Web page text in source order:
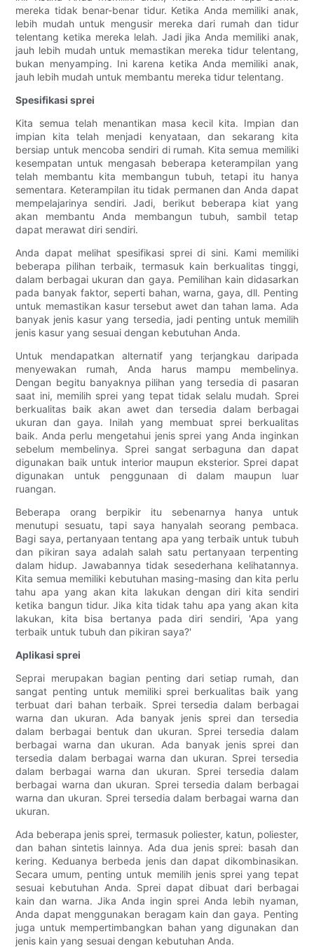
mereka tidak benar-benar tidur. Ketika Anda memiliki anak,
lebih mudah untuk mengusir mereka dari rumah dan tidur
telentang ketika mereka lelah. Jadi jika Anda memiliki anak,
jauh lebih mudah untuk memastikan mereka tidur telentang,
bukan menyamping. Ini karena ketika Anda memiliki anak,
jauh lebih mudah untuk membantu mereka tidur telentang.
Spesifikasi sprei
Kita semua telah menantikan masa kecil kita. Impian dan
impian kita telah menjadi kenyataan, dan sekarang kita
bersiap untuk mencoba sendiri di rumah. Kita semua memiliki
kesempatan untuk mengasah beberapa keterampilan yang
telah membantu kita membangun tubuh, tetapi itu hanya
sementara. Keterampilan itu tidak permanen dan Anda dapat
mempelajarinya sendiri. Jadi, berikut beberapa kiat yang
akan membantu Anda membangun tubuh, sambil tetap
dapat merawat diri sendiri.
Anda dapat melihat spesifikasi sprei di sini. Kami memiliki
beberapa pilihan terbaik, termasuk kain berkualitas tinggi,
dalam berbagai ukuran dan gaya. Pemilihan kain didasarkan
pada banyak faktor, seperti bahan, warna, gaya, dll. Penting
untuk memastikan kasur tersebut awet dan tahan lama. Ada
banyak jenis kasur yang tersedia, jadi penting untuk memilih
jenis kasur yang sesuai dengan kebutuhan Anda.
Untuk mendapatkan alternatif yang terjangkau daripada
menyewakan rumah, Anda harus mampu membelinya.
Dengan begitu banyaknya pilihan yang tersedia di pasaran
saat ini, memilih sprei yang tepat tidak selalu mudah. ​​Sprei
berkualitas baik akan awet dan tersedia dalam berbagai
ukuran dan gaya. Inilah yang membuat sprei berkualitas
baik. Anda perlu mengetahui jenis sprei yang Anda inginkan
sebelum membelinya. Sprei sangat serbaguna dan dapat
digunakan baik untuk interior maupun eksterior. Sprei dapat
digunakan untuk penggunaan di dalam maupun luar
ruangan.
Beberapa orang berpikir itu sebenarnya hanya untuk
menutupi sesuatu, tapi saya hanyalah seorang pembaca.
Bagi saya, pertanyaan tentang apa yang terbaik untuk tubuh
dan pikiran saya adalah salah satu pertanyaan terpenting
dalam hidup. Jawabannya tidak sesederhana kelihatannya.
Kita semua memiliki kebutuhan masing-masing dan kita perlu
tahu apa yang akan kita lakukan dengan diri kita sendiri
ketika bangun tidur. Jika kita tidak tahu apa yang akan kita
lakukan, kita bisa bertanya pada diri sendiri, 'Apa yang
terbaik untuk tubuh dan pikiran saya?'
Aplikasi sprei
Seprai merupakan bagian penting dari setiap rumah, dan
sangat penting untuk memiliki sprei berkualitas baik yang
terbuat dari bahan terbaik. Sprei tersedia dalam berbagai
warna dan ukuran. Ada banyak jenis sprei dan tersedia
dalam berbagai bentuk dan ukuran. Sprei tersedia dalam
berbagai warna dan ukuran. Ada banyak jenis sprei dan
tersedia dalam berbagai warna dan ukuran. Sprei tersedia
dalam berbagai warna dan ukuran. Sprei tersedia dalam
berbagai warna dan ukuran. Sprei tersedia dalam berbagai
warna dan ukuran. Sprei tersedia dalam berbagai warna dan
ukuran.
Ada beberapa jenis sprei, termasuk poliester, katun, poliester,
dan bahan sintetis lainnya. Ada dua jenis sprei: basah dan
kering. Keduanya berbeda jenis dan dapat dikombinasikan.
Secara umum, penting untuk memilih jenis sprei yang tepat
sesuai kebutuhan Anda. Sprei dapat dibuat dari berbagai
kain dan warna. Jika Anda ingin sprei Anda lebih nyaman,
Anda dapat menggunakan beragam kain dan gaya. Penting
juga untuk mempertimbangkan bahan yang digunakan dan
jenis kain yang sesuai dengan kebutuhan Anda.